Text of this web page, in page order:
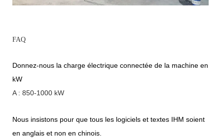
FAQ
Donnez-nous la charge électrique connectée de la machine en
kW
A : 850-1000 kW
Nous insistons pour que tous les logiciels et textes IHM soient
en anglais et non en chinois.